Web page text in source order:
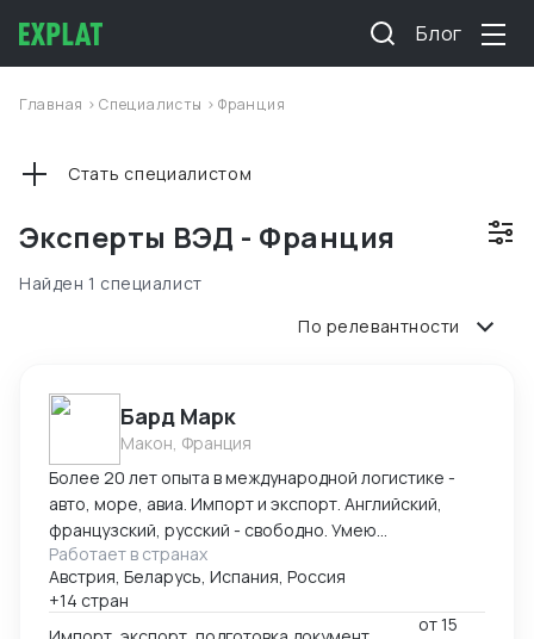
Блог
Главная >Специалисты >Франция
Эксперты ВЭД - Франция
Стать специалистом
Найден 1 специалист
По релевантности
Бард Марк
Макон, Франция
Более 20 лет опыта в международной логистике -
авто, море, авиа. Импорт и экспорт. Английский,
французский, русский - свободно. Умею
договариваться.
Работает в странах
Австрия, Беларусь, Испания, Россия
+14 стран
от15